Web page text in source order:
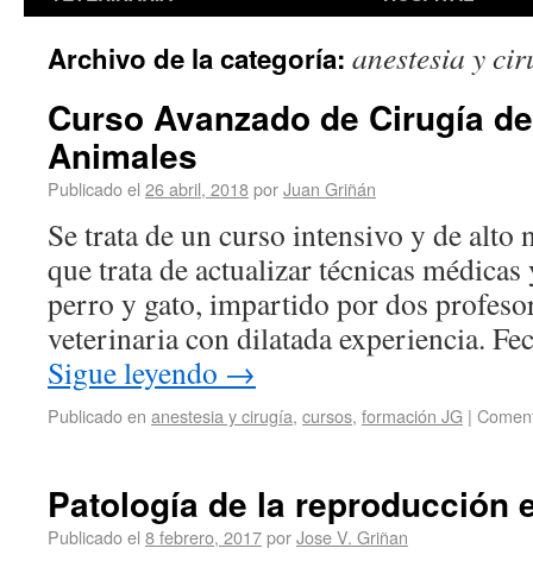
Archivo de la categoría: anestesia y
Curso Avanzado de Cirugía
Animales
Publicado el 26 abril, 2018porJuan Griñán
Se trata de un curso intensivo y de alto
que trata de actualizar técnicas
perro y gato, impartido por dos
veterinaria con dilatada experiencia.
Sigue leyendo →
Publicado en anestesia y cirugía, cursos, formación JG |
Patología de la reproducción
Publicado el 8 febrero, 2017porJose V. Griñan